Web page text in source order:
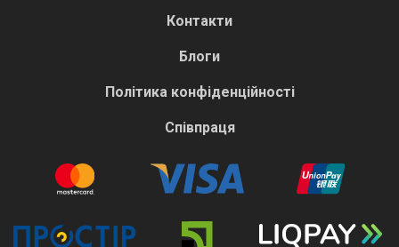
Контакти
Блоги
Політика конфіденційності
Співпраця